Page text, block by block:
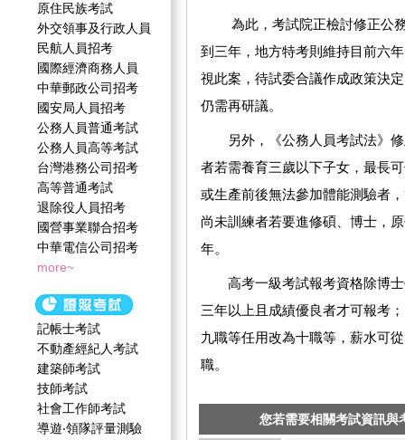
原住民族考試
外交領事及行政人員
民航人員招考
國際經濟商務人員
中華郵政公司招考
國安局人員招考
公務人員普通考試
公務人員高等考試
台灣港務公司招考
高等普通考試
退除役人員招考
國營事業聯合招考
中華電信公司招考
more~
記帳士考試
不動產經紀人考試
建築師考試
技師考試
社會工作師‍考試
導遊‧領隊評量測驗
為此，考試院正檢討修正公務
到三年，地方特考則維持目前六
視此案，待試委合議作成政策決
仍需再研議。
另外，《公務人員考試法》修
者若需養育三歲以下子女，最長
或生產前後無法參加體能測驗者
尚未訓練者若要進修碩、博士，
年。
高考一級考試報考資格除博士
三年以上且成績優良者才可報考
九職等任用改為十職等，薪水可
職。
您若需要相關考試資訊與